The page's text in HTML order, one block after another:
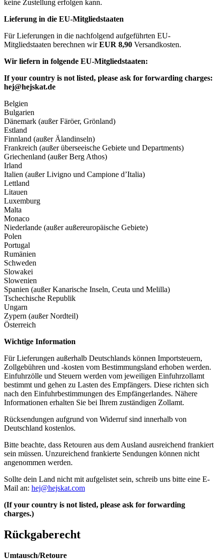
keine Zustellung erfolgen kann.
Lieferung in die EU-Mitgliedstaaten
Für Lieferungen in die nachfolgend aufgeführten EU-
Mitgliedstaaten berechnen wirEUR 8,90 Versandkosten.
Wir liefern in folgende EU-Mitgliedstaaten:
If your country is not listed, please ask for forwarding charges:
hej@hejskat.de
Belgien
Bulgarien
Dänemark (außer Färöer, Grönland)
Estland
Finnland (außer Älandinseln)
Frankreich (außer überseeische Gebiete und Departments)
Griechenland (außer Berg Athos)
Irland
Italien (außer Livigno und Campione d’Italia)
Lettland
Litauen
Luxemburg
Malta
Monaco
Niederlande (außer außereuropäische Gebiete)
Polen
Portugal
Rumänien
Schweden
Slowakei
Slowenien
Spanien (außer Kanarische Inseln, Ceuta und Melilla)
Tschechische Republik
Ungarn
Zypern (außer Nordteil)
Österreich
Wichtige Information
Für Lieferungen außerhalb Deutschlands können Importsteuern,
Zollgebühren und -kosten vom Bestimmungsland erhoben werden.
Einfuhrzölle und Steuern werden vom jeweiligen Einfuhrzollamt
bestimmt und gehen zu Lasten des Empfängers. Diese richten sich
nach den Einfuhrbestimmungen des Empfängerlandes. Nähere
Informationen erhalten Sie bei Ihrem zuständigen Zollamt.
Rücksendungen aufgrund von Widerruf sind innerhalb von
Deutschland kostenlos.
Bitte beachte, dass Retouren aus dem Ausland ausreichend frankiert
sein müssen. Unzureichend frankierte Sendungen können nicht
angenommen werden.
Sollte dein Land nicht mit aufgelistet sein, schreib uns bitte eine E-
Mail an: hej@hejskat.com
(If your country is not listed, please ask for forwarding
charges.)
Rückgaberecht
Umtausch/Retoure